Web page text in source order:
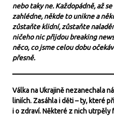
nebo taky ne. Každopádně, až
zahlédne, někde to unikne a
zůstaňte klidní, zůstaňte
ničeho nic přijdou breaking
něco, co jsme celou dobu
přesně.
Válka na Ukrajině nezanechala
liniích. Zasáhla i děti – ty, které
i o zdraví. Některé z nich utrpěly